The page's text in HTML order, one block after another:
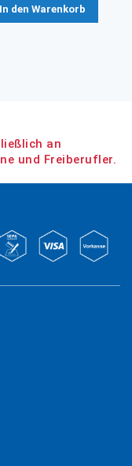
In den Warenkorb
an
und Freiberufler.